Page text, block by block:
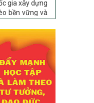
đồng bào
núi giai đoạn
trình mục
thôn mới,
triển kinh
dân tộc thiểu
2026 – 2030